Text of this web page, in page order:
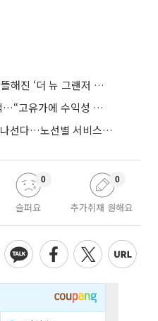
효율·AI 더했다…더 강하고 알뜰해진 ‘더 뉴 그랜저 하이브리드’
진에어, 2분기 영업손실 731억…“고유가에 수익성 악화”
새출발 트리니티항공, 재도약 나선다…노선별 서비스 차별화
슬퍼요
0
추가취재 원해요
0